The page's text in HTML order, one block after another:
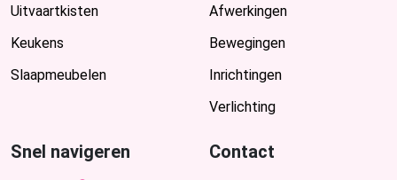
Uitvaartkisten
Keukens
Slaapmeubelen
Afwerkingen
Bewegingen
Inrichtingen
Verlichting
Snel navigeren Contact